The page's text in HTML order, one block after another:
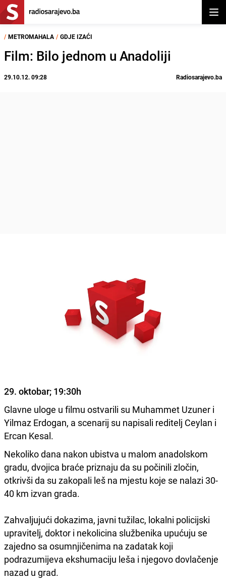
/ METROMAHALA / GDJE IZAĆI
Film: Bilo jednom u Anadoliji
29.10.12. 09:28 Radiosarajevo.ba
29. oktobar; 19:30h
Glavne uloge u filmu ostvarili su Muhammet Uzuner i
Yilmaz Erdogan, a scenarij su napisali reditelj Ceylan i
Ercan Kesal.
Nekoliko dana nakon ubistva u malom anadolskom
gradu, dvojica braće priznaju da su počinili zločin,
otkrivši da su zakopali leš na mjestu koje se nalazi 30-
40 km izvan grada.
Zahvaljujući dokazima, javni tužilac, lokalni policijski
upravitelj, doktor i nekolicina službenika upućuju se
zajedno sa osumnjičenima na zadatak koji
podrazumijeva ekshumaciju leša i njegovo dovlačenje
nazad u grad.